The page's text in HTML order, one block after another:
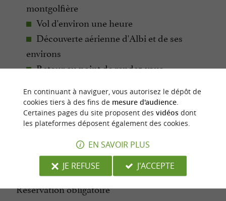
montgolfière
Vol d'environ une heure
Découverte aérienne d'Albi et de ses
environs
Retour au point de rendez-vous
Période :
Vols proposés d'avril à octobre, selon les
Lieu de rendez-vous :
Albi (Tarn)
Réservation obligatoire
En continuant à naviguer, vous autorisez le dépôt de
cookies tiers à des fins de mesure d'audience.
Certaines pages du site proposent des vidéosdont
les plateformes déposent également des cookies.
EN SAVOIR PLUS
JE REFUSE
J'ACCEPTE